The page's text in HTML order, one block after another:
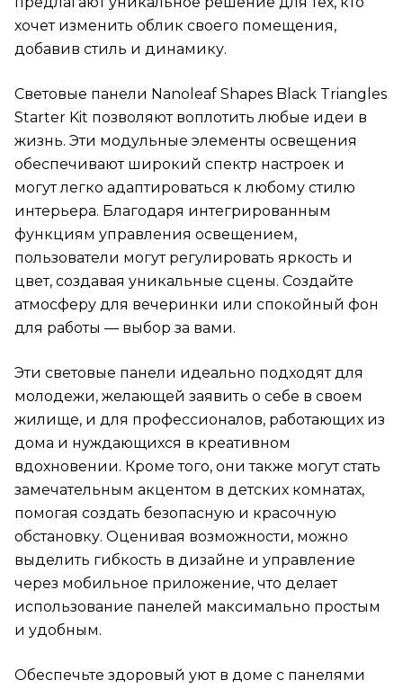
хочет изменить облик своего помещения,
добавив стиль и динамику.
Световые панели Nanoleaf Shapes Black Triangles
Starter Kit позволяют воплотить любые идеи в
жизнь. Эти модульные элементы освещения
обеспечивают широкий спектр настроек и
могут легко адаптироваться к любому стилю
интерьера. Благодаря интегрированным
функциям управления освещением,
пользователи могут регулировать яркость и
цвет, создавая уникальные сцены. Создайте
атмосферу для вечеринки или спокойный фон
для работы — выбор за вами.
Эти световые панели идеально подходят для
молодежи, желающей заявить о себе в своем
жилище, и для профессионалов, работающих из
дома и нуждающихся в креативном
вдохновении. Кроме того, они также могут стать
замечательным акцентом в детских комнатах,
помогая создать безопасную и красочную
обстановку. Оценивая возможности, можно
выделить гибкость в дизайне и управление
через мобильное приложение, что делает
использование панелей максимально простым
и удобным.
Обеспечьте здоровый уют в доме с панелями